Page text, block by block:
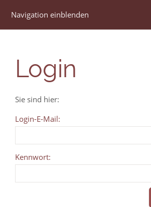
Navigation einblenden
Login
Sie sind hier:
Login-E-Mail:
Kennwort: